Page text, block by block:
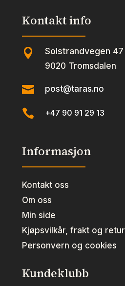
Kontakt info
 Solstrandvegen 47
9020 Tromsdalen
 post@taras.no
 +47 90 91 29 13
Informasjon
Kontakt oss
Om oss
Min side
Kjøpsvilkår, frakt og retur
Personvern og cookies
Kundeklubb